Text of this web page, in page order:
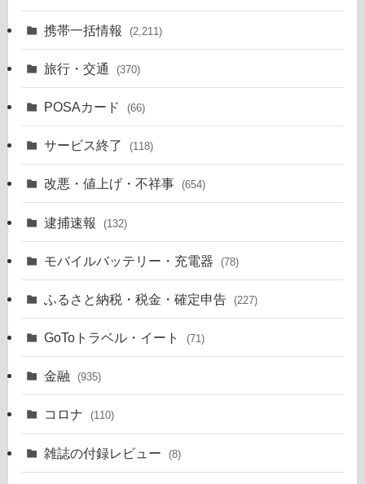
携帯一括情報 (2,211)
旅行・交通 (370)
POSAカード (66)
サービス終了 (118)
改悪・値上げ・不祥事 (654)
逮捕速報 (132)
モバイルバッテリー・充電器 (78)
ふるさと納税・税金・確定申告 (227)
GoToトラベル・イート (71)
金融 (935)
コロナ (110)
雑誌の付録レビュー (8)